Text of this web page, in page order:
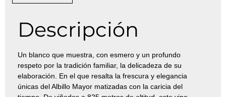
Descripción
Un blanco que muestra, con esmero y un profundo
respeto por la tradición familiar, la delicadeza de su
elaboración. En el que resalta la frescura y elegancia
únicas del Albillo Mayor matizadas con la caricia del